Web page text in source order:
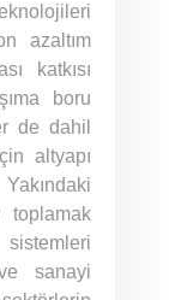
azaltım
katkısı
boru
de dahil
altyapı
toplamak
sanayi